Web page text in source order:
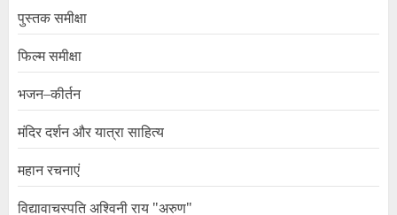
पुस्तक समीक्षा
फिल्म समीक्षा
भजन–कीर्तन
मंदिर दर्शन और यात्रा साहित्य
महान रचनाएं
विद्यावाचस्पति अश्विनी राय "अरुण"